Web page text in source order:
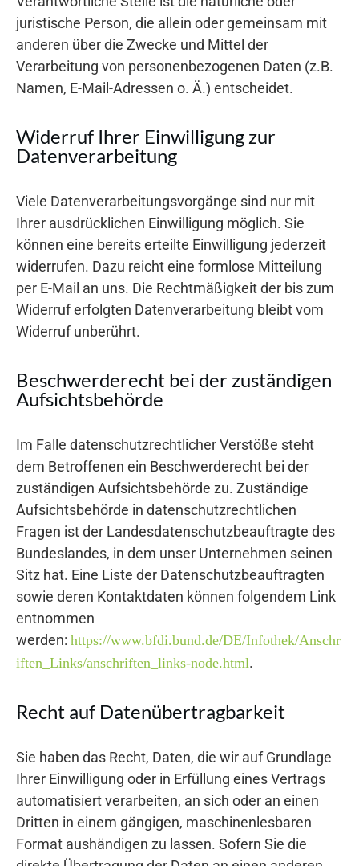
juristische Person, die allein oder gemeinsam mit
anderen über die Zwecke und Mittel der
Verarbeitung von personenbezogenen Daten (z.B.
Namen, E-Mail-Adressen o. Ä.) entscheidet.
Widerruf Ihrer Einwilligung zur
Datenverarbeitung
Viele Datenverarbeitungsvorgänge sind nur mit
Ihrer ausdrücklichen Einwilligung möglich. Sie
können eine bereits erteilte Einwilligung jederzeit
widerrufen. Dazu reicht eine formlose Mitteilung
per E-Mail an uns. Die Rechtmäßigkeit der bis zum
Widerruf erfolgten Datenverarbeitung bleibt vom
Widerruf unberührt.
Beschwerderecht bei der zuständigen
Aufsichtsbehörde
Im Falle datenschutzrechtlicher Verstöße steht
dem Betroffenen ein Beschwerderecht bei der
zuständigen Aufsichtsbehörde zu. Zuständige
Aufsichtsbehörde in datenschutzrechtlichen
Fragen ist der Landesdatenschutzbeauftragte des
Bundeslandes, in dem unser Unternehmen seinen
Sitz hat. Eine Liste der Datenschutzbeauftragten
sowie deren Kontaktdaten können folgendem Link
entnommen
werden: https://www.bfdi.bund.de/DE/Infothek/Anschr
iften_Links/anschriften_links-node.html.
Recht auf Datenübertragbarkeit
Sie haben das Recht, Daten, die wir auf Grundlage
Ihrer Einwilligung oder in Erfüllung eines Vertrags
automatisiert verarbeiten, an sich oder an einen
Dritten in einem gängigen, maschinenlesbaren
Format aushändigen zu lassen. Sofern Sie die